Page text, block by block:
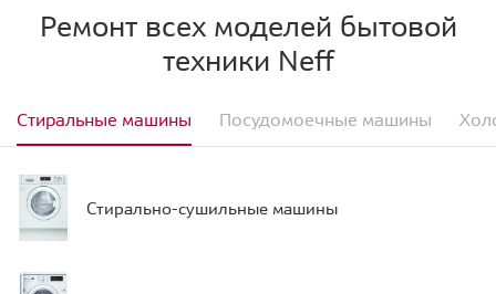
Ремонт всех моделей бытовой
техники Neff
Стиральные машины Посудомоечные машины
Стирально-сушильные машины